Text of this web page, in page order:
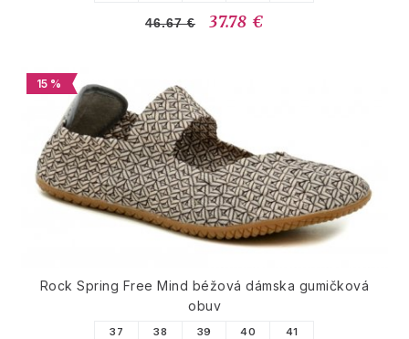
46.67 € 37.78 €
15 %
Rock Spring Free Mind béžová dámska gumičková
obuv
37 38 39 40 41